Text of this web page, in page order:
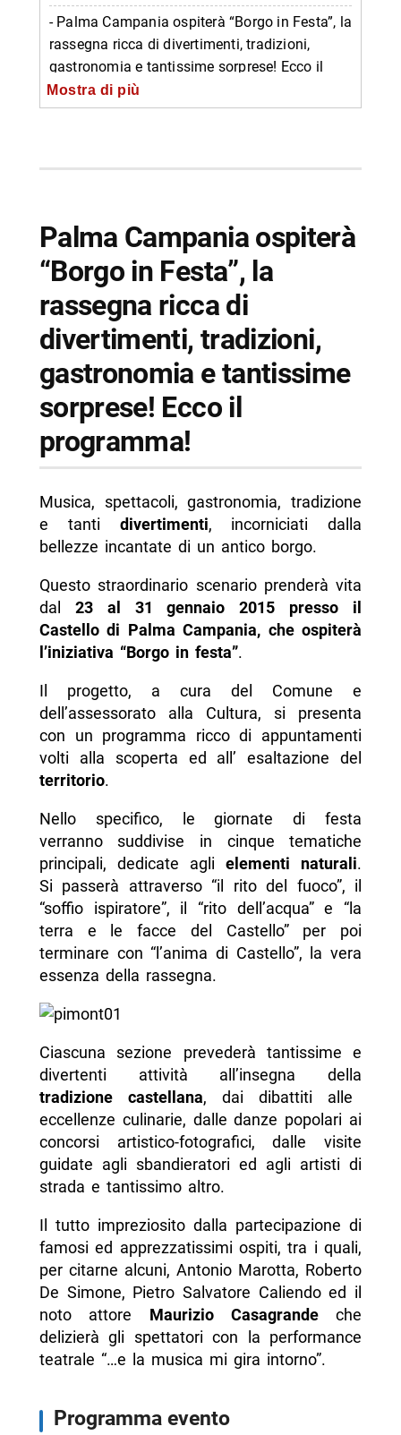
- Palma Campania ospiterà “Borgo in Festa”, la
rassegna ricca di divertimenti, tradizioni,
gastronomia e tantissime sorprese! Ecco il
programma!
Mostra di più
Palma Campania ospiterà
“Borgo in Festa”, la
rassegna ricca di
divertimenti, tradizioni,
gastronomia e tantissime
sorprese! Ecco il
programma!
Musica, spettacoli, gastronomia, tradizione
e tanti divertimenti, incorniciati dalla
bellezze incantate di un antico borgo.
Questo straordinario scenario prenderà vita
dal 23 al 31 gennaio 2015 presso il
Castello di Palma Campania, che ospiterà
l’iniziativa “Borgo in festa”.
Il progetto, a cura del Comune e
dell’assessorato alla Cultura, si presenta
con un programma ricco di appuntamenti
volti alla scoperta ed all’ esaltazione del
territorio.
Nello specifico, le giornate di festa
verranno suddivise in cinque tematiche
principali, dedicate aglielementi naturali.
Si passerà attraverso “il rito del fuoco”, il
“soffio ispiratore”, il “rito dell’acqua” e “la
terra e le facce del Castello” per poi
terminare con “l’anima di Castello”, la vera
essenza della rassegna.
Ciascuna sezione prevederà tantissime e
divertenti attività all’insegna della
tradizione castellana, dai dibattiti alle
eccellenze culinarie, dalle danze popolari ai
concorsi artistico-fotografici, dalle visite
guidate agli sbandieratori ed agli artisti di
strada e tantissimo altro.
Il tutto impreziosito dalla partecipazione di
famosi ed apprezzatissimi ospiti, tra i quali,
per citarne alcuni, Antonio Marotta, Roberto
De Simone, Pietro Salvatore Caliendo ed il
noto attore Maurizio Casagrandeche
delizierà gli spettatori con la performance
teatrale “…e la musica mi gira intorno”.
Programma evento